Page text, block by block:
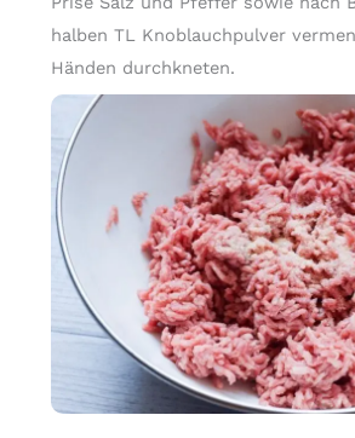
halben TL Knoblauchpulver
Händen durchkneten.